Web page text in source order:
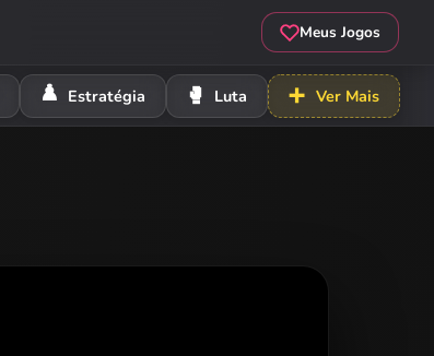
Meus Jogos
♟️ Estratégia 🥊 Luta ➕ Ver Mais